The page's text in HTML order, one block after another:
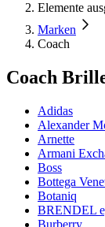
Elemente
Marken
Coach
Coach
Adidas
Alexander
Arnette
Armani
Boss
Bottega
Botaniq
BRENDEL